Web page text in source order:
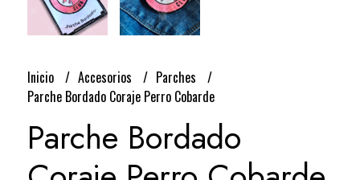
Inicio Accesorios
Parches
Parche Bordado Coraje Perro Cobarde
Parche Bordado